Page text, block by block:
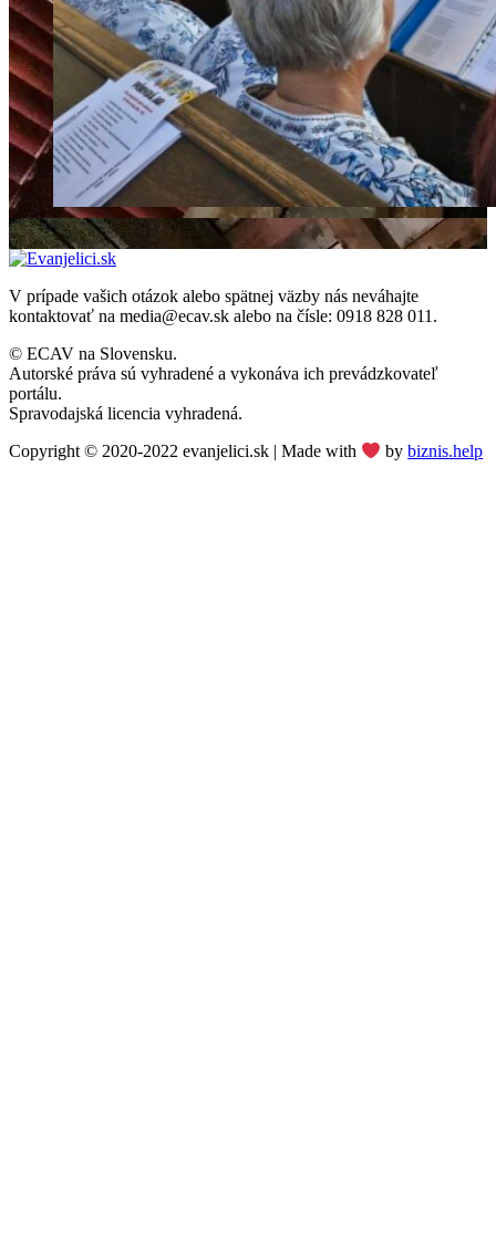
V prípade vašich otázok alebo spätnej väzby nás neváhajte
kontaktovať na media@ecav.sk alebo na čísle: 0918 828 011.
© ECAV na Slovensku.
Autorské práva sú vyhradené a vykonáva ich prevádzkovateľ
portálu.
Spravodajská licencia vyhradená.
Copyright © 2020-2022 evanjelici.sk | Made with bybiznis.help